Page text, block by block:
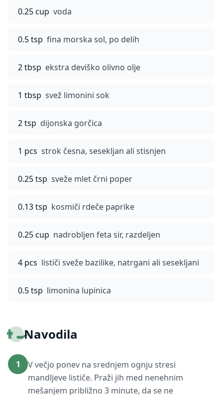
0.25 cup voda
0.5 tsp fina morska sol, po delih
2 tbsp ekstra deviško olivno olje
1 tbsp svež limonini sok
2 tsp dijonska gorčica
1 pcs strok česna, sesekljan ali stisnjen
0.25 tsp sveže mlet črni poper
0.13 tsp kosmiči rdeče paprike
0.25 cup nadrobljen feta sir, razdeljen
4 pcs lističi sveže bazilike, natrgani ali sesekljani
0.5 tsp limonina lupinica
👨‍🍳Navodila
1
V večjo ponev na srednjem ognju stresi
mandljeve lističe. Praži jih med nenehnim
mešanjem približno 3 minute, da se ne